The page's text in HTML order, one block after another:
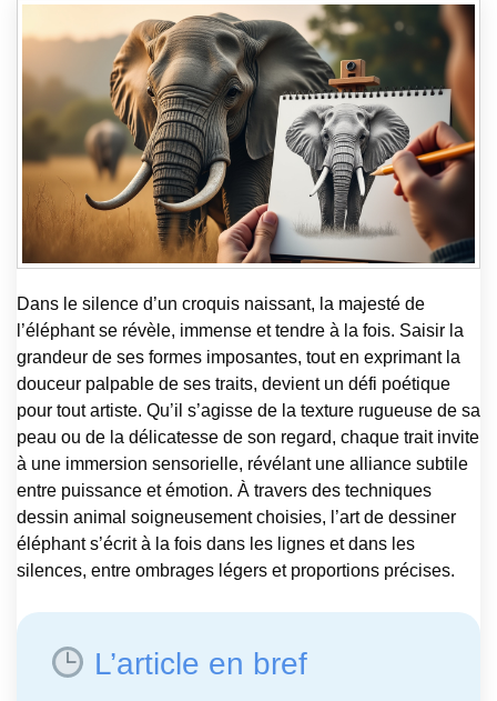
Dans le silence d’un croquis naissant, la majesté de
l’éléphant se révèle, immense et tendre à la fois. Saisir la
grandeur de ses formes imposantes, tout en exprimant la
douceur palpable de ses traits, devient un défi poétique
pour tout artiste. Qu’il s’agisse de la texture rugueuse de sa
peau ou de la délicatesse de son regard, chaque trait invite
à une immersion sensorielle, révélant une alliance subtile
entre puissance et émotion. À travers des techniques
dessin animal soigneusement choisies, l’art de dessiner
éléphant s’écrit à la fois dans les lignes et dans les
silences, entre ombrages légers et proportions précises.
L’article en bref